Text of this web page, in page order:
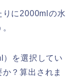
りに2000mlの水
）を選択してい
？算出されま